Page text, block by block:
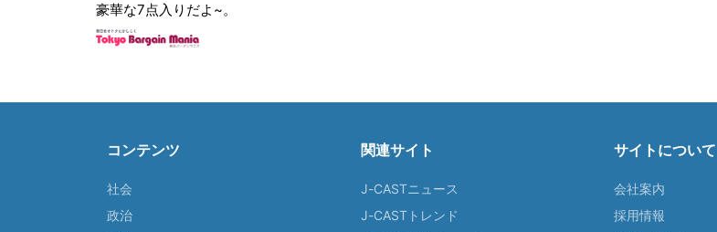
豪華な7点入りだよ~。
コンテンツ
社会
政治
関連サイト
J-CASTニュース
J-CASTトレンド
サイトについて
会社案内
採用情報